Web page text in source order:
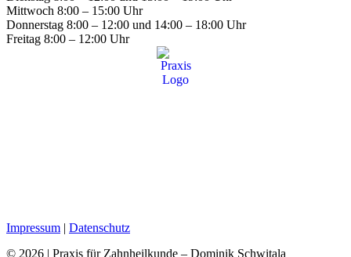
Mittwoch 8:00 – 15:00 Uhr
Donnerstag 8:00 – 12:00 und 14:00 – 18:00 Uhr
Freitag 8:00 – 12:00 Uhr
Impressum | Datenschutz
© 2026 | Praxis für Zahnheilkunde – Dominik Schwitala